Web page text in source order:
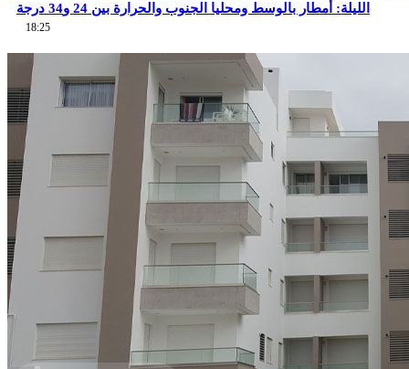
الليلة: أمطار بالوسط ومحليا الجنوب والحرارة بين 24 و34 درجة
18:25